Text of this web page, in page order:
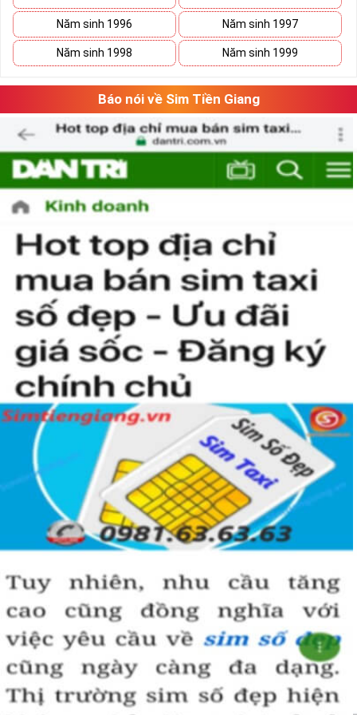
lúcthănglúctrầmnhưng họ sẽ tìm thấy con đường phát triển vững
bền của mình.
Tại sao nên sở hữu sim ngũ quý 5?
Sim ngũ quý 5 được nhiều người quan tâm vì con số 5 được
coi là số của Phúc, của Vàng, của Vua nên được nhiều người
yêu thích và chọn lựa.
Vì vậy
sim số đẹpđuôi 55555thể hiện được ước vọng về sự
hoà hợp, bình an, sinh sôi, làm việc gì cũng thuận lợi và tiến
đến vị trí cao nhất. Số 5 là con số của đời người, thể hiện sự
bình yên, hạnh phúc.
+ Khi nhìn vào số
sim ngũ quý 5
của bạn, người ta sẽ biết được bạn
là người cẩn thận, là người có địa vị và thành công trong cuộc
sống.
+ Khi sử dụng
sim số đẹp đuôi 55555để kinh doanh, làm ăn sẽ tạo
dựng được niềm tin, sự tin tưởng với đối tác,…
+ Sử dụngsim ngũ quý 5cũng giúp bạn tự tin hơn trong cuộc
sống, với các mối quan hệ xã hội khác.
Những phân tích chuyên sâu về ý nghĩa của dòng
sim ngũ
quý 5 xét theo nhiều khía cạch, đã đủ trả lời cho câu hỏi “Lý
do nên sở hữu sim ngũ quý 5 này
, Có thể khẳng định, đây là
dòng sim số đẹp được khuyên dùng cho giới làm ăn, kinh
doanh, dân công chức, văn phòng thậm chí là các doanh
nhân thành đạt.
Hướng dẫn mua Sim Ngũ Quý 5 tại
Năm sinh 1996 Năm sinh 1997
Năm sinh 1998 Năm sinh 1999
Báo nói về Sim Tiền Giang